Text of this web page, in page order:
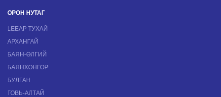
ОРОН НУТАГ
LEEAP ТУХАЙ
АРХАНГАЙ
БАЯН-ӨЛГИЙ
БАЯНХОНГОР
БУЛГАН
ГОВЬ-АЛТАЙ